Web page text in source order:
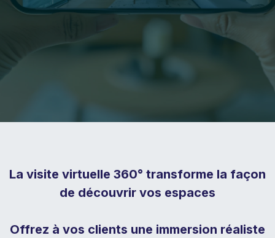
La visite virtuelle 360° transforme la façon
de découvrir vos espaces
Offrez à vos clients une immersion réaliste